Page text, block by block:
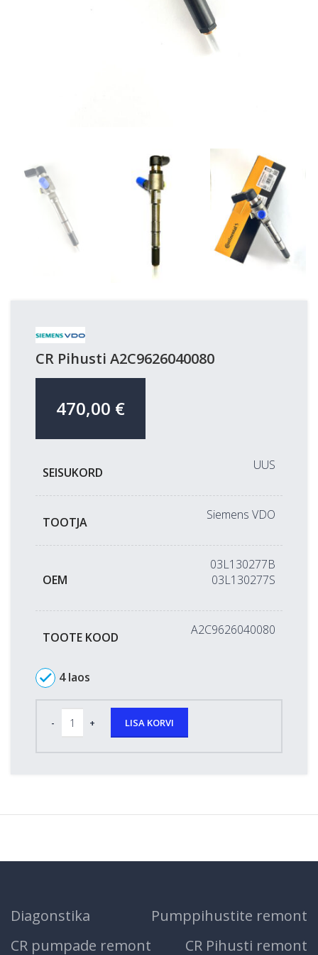
CR Pihusti A2C9626040080
470,00 €
SEISUKORD UUS
TOOTJA Siemens VDO
OEM
03L130277B
03L130277S
TOOTE KOOD A2C9626040080
4 laos
LISA KORVI
Diagonstika
Pumppihustite remont
CR pumpade remont
CR Pihusti remont